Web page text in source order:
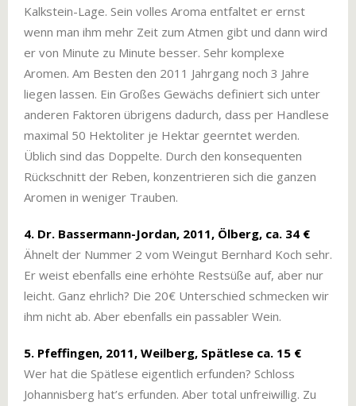
Kalkstein-Lage. Sein volles Aroma entfaltet er ernst
wenn man ihm mehr Zeit zum Atmen gibt und dann wird
er von Minute zu Minute besser. Sehr komplexe
Aromen. Am Besten den 2011 Jahrgang noch 3 Jahre
liegen lassen. Ein Großes Gewächs definiert sich unter
anderen Faktoren übrigens dadurch, dass per Handlese
maximal 50 Hektoliter je Hektar geerntet werden.
Üblich sind das Doppelte. Durch den konsequenten
Rückschnitt der Reben, konzentrieren sich die ganzen
Aromen in weniger Trauben.
4. Dr. Bassermann-Jordan, 2011, Ölberg, ca. 34 €
Ähnelt der Nummer 2 vom Weingut Bernhard Koch sehr.
Er weist ebenfalls eine erhöhte Restsüße auf, aber nur
leicht. Ganz ehrlich? Die 20€ Unterschied schmecken wir
ihm nicht ab. Aber ebenfalls ein passabler Wein.
5. Pfeffingen, 2011, Weilberg, Spätlese ca. 15 €
Wer hat die Spätlese eigentlich erfunden? Schloss
Johannisberg hat’s erfunden. Aber total unfreiwillig. Zu